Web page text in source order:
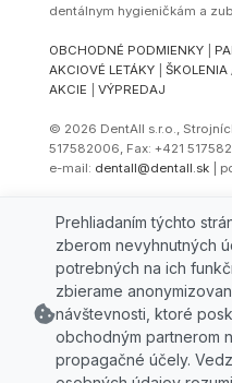
dentálnym hygieničkám a
OBCHODNÉ PODMIENKY
AKCIOVÉ LETÁKY
ŠKOLENIA
AKCIE
VÝPREDAJ
© 2026 DentAll s.r.o.,
517582006, Fax: +421
e-mail: dentall@dentall.sk |
Select Language ▼
Prehliadaním týchto
zberom nevyhnutných
potrebných na ich
zbierame
návštevnosti, ktoré
obchodným partnerom
propagačné účely.